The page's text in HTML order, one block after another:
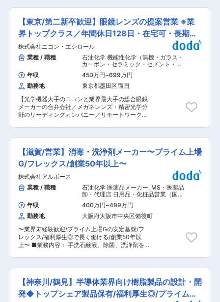
幅広く提供しています。 ■組織構成 営業部門は
エンジニアや開発、製造部門と密に連携し、多様
な専門性を活かして顧客課題の解決に取り組んで
います。 ■業務の魅力 ・世界有数のシェア製品
の営業経験や新規事業立ち上げに携わる機会があ
ります。 ・グローバルでの活躍や、海外法人と連
携したプロジェクト推進が可能です。 ■教育体制
入社時研修やOJT、専門知識習得の研修が充実し
ており、業界未経験者でも安心して成長できる環
境です。 ■想定されるキャリアパス 入社後はグ
ローバル営業担当として活躍し、将来的には海外
駐在やマネジメントへのキャリアアップも目指せ
ます。 ■当社の魅力 デクセリアルズでは６つの
りした独自性の高い製品開発をしています。当社
の製品は、スマートフォンをはじめノートPCや
近にあるものにも多く使われており、ニッチな市
場で高い世界シェアを誇ります。 変更の範囲：会
社の定める業務
る」 そんな方を歓迎します。 三重石商事は出光
興産グループの総合エネルギー商社として、地域
の暮らしを支える事業を展開しています。 これま
で培った接客力やコミュニケーション力を活かし
ながら、スタッフ育成や店舗運営にも携わり、将
来的には店長・管理職を目指していただけます。
年間休日121日、出光グループの安定基盤のも
と、三重で長くキャリアを築きませんか。 ■仕事
内容 サービスステーションスタッフとして店舗運
営全般に携わっていただきます。 ▼具体的には
・お客様対応・接客 ・給油や各種サービスのご案
内／タイヤ・オイルなどの提案 ・店舗内設備の管
理・メンテナンス ・アルバイトスタッフの育成
・シフト管理／在庫管理／売上管理／安全管理 ■
入社後の流れ 入社後は約3か月間の研修を実施。
その後は店舗で実務経験を積みながら、段階的に
境が整っています。 ■この仕事で得られるもの ◎
接客経験を無駄にしない転職 飲食店や小売店で培
った ・接客力／コミュニケーション力 ・スタッ
フ教育経験 ・シフト管理経験 をそのまま活かせ
ます。 ■安定企業で長く働ける安心感 当社は出
光興産グループの一員。地域インフラを支える事
業のため、景気に左右されにくい安定した事業基
盤があります。 「最後の転職にしたい」そんな方
にも選ばれています。 ■店舗運営を学びながら管
理職を目指せる 接客だけではなく、売上管理やス
タッフマネジメント、店舗運営など幅広いスキル
を習得できます。 将来的には店長や管理職として
活躍することも可能です。 ■サービス業でもしっ
者からは「休日数の多さに驚いた」という声もあ
ります。 仕事もプライベートも大切にしながら働
【東京/第二新卒歓迎】眼鏡レンズの提案営業 ※業
界トップクラス／年間休日128日・在宅可・長期就
業◎
株式会社ニコン・エシロール
業種 / 職種
石油化学 機能性化学（無機・ガラス・
カーボン・セラミック・セメント・窯
業）, 日用品・化粧品営業（国内） そ
の他消費財営業（国内）
年収 450万円~699万円
勤務地
東京都墨田区両国
【光学機器大手のニコンと業界最大手の総合眼鏡
メーカーの合弁会社／メガネレンズ・精密光学分
野のリーディングカンパニー／リモートワーク可
当いただきます。 ◆職務内容： 眼鏡業界でチェ
ーン展開している販売店へ営業活動をするチーム
です。担当店と信頼関係を築きながら一緒にビジ
ネスを作っていく営業スタイルです。 個人のパフ
ォーマンスを最大限生かしつつ、チームとしても
カバーし一緒にプロジェクトを進めていきます。
＜1日の行動例＞出社後、メールや準備を済ませ
て訪店を行い帰社。お客様等の対応や日報（メー
ル）提出後退社。業務の効率上、直行直帰もあり
ます。 ◇担当顧客：80 - 100店舗程度（担当エ
リアは関東になります。） ※アクティブとインア
クティブの店舗含めの店舗数になります。 ◆配属
部署： 営業組織は大手チェーン店を担当する組織
と独立店舗を担当する組織に分かれており、本ポ
ジションは大手チェーン店を担当する組織(11名)
への配属となります。 ◆入社後の流れ： 製品の
規開拓は少なく、既存お客様の深耕営業がメイン
になります。 ◆キャリアパスについて： 社内環
境の状況にもよりますが、営業所内での異動やマ
【滋賀/営業】消毒・洗浄剤メーカー〜プライム上場
G/フレックス/創業50年以上〜
株式会社アルボース
業種 / 職種
石油化学 医薬品メーカー, MS・医薬品
卸・代理店 日用品・化粧品営業（国
内）
年収 400万円~499万円
勤務地
大阪府大阪市中央区備後町
〜業界未経験歓迎/プライム上場Gの安定基盤/フ
レックス/福利厚生◎で長く働ける/創業50年以
上〜 ■業務内容： 手洗石鹸液、除菌、洗浄剤を
代理店との同行にて新規商談も行います。 単に物
を売るのではなく、顧客ニーズを引き出す戦略的
な営業です。 ■業務の特徴： 営業先は大きく分
けると3つあり、 スーパーマーケットのバックヤ
ード、外食産業、受託給食などを対象とした「食
【神奈川/鶴見】半導体業界向け樹脂製品の設計・開
発◆トップシェア製品保有/福利厚生◎/プライム上